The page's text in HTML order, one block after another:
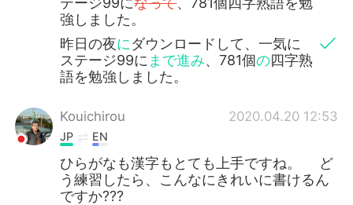
強しました。
昨日の夜にダウンロードして、一気に
ステージ99にまで進み、781個の四字熟
語を勉強しました。
Kouichirou 2020.04.20 12:53
JP EN
ひらがなも漢字もとても上手ですね。 ど
う練習したら、こんなにきれいに書けるん
ですか???